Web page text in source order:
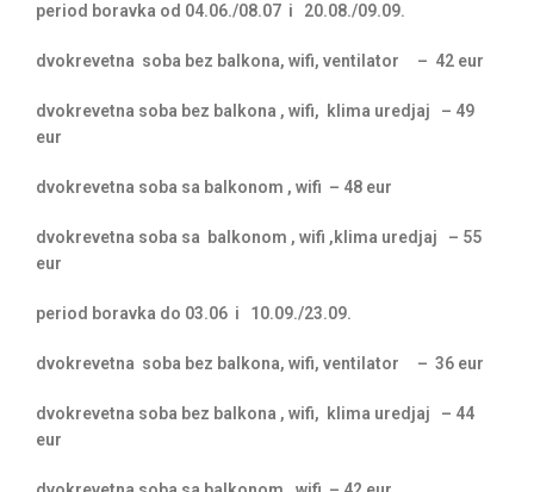
period boravka od 04.06./08.07 i 20.08./09.09.
dvokrevetna soba bez balkona, wifi, ventilator – 42 eur
dvokrevetna soba bez balkona , wifi, klima uredjaj – 49
eur
dvokrevetna soba sa balkonom , wifi – 48 eur
dvokrevetna soba sa balkonom , wifi ,klima uredjaj – 55
eur
period boravka do 03.06 i 10.09./23.09.
dvokrevetna soba bez balkona, wifi, ventilator – 36 eur
dvokrevetna soba bez balkona , wifi, klima uredjaj – 44
eur